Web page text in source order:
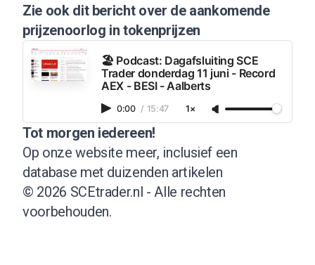
Zie ook dit bericht over de aankomende
prijzenoorlog in tokenprijzen
🏖️ Podcast: Dagafsluiting SCE
Trader donderdag 11 juni - Record
AEX - BESI - Aalberts
0:00 / 15:47 1×
Tot morgen iedereen!
Op onze website meer, inclusief een
database met duizenden artikelen
© 2026 SCEtrader.nl - Alle rechten
voorbehouden.